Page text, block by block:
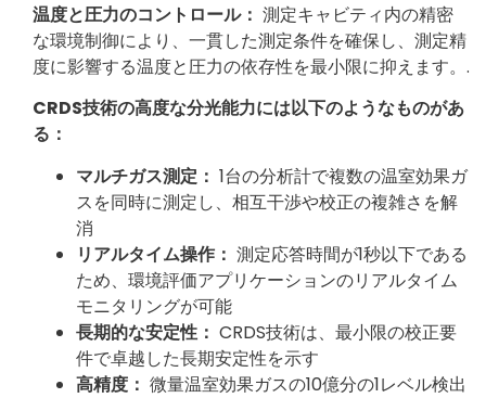
温度と圧力のコントロール： 測定キャビティ内の精密
な環境制御により、一貫した測定条件を確保し、測定精
度に影響する温度と圧力の依存性を最小限に抑えます。.
CRDS技術の高度な分光能力には以下のようなものがあ
る：
マルチガス測定： 1台の分析計で複数の温室効果ガ
スを同時に測定し、相互干渉や校正の複雑さを解
消
リアルタイム操作： 測定応答時間が1秒以下である
ため、環境評価アプリケーションのリアルタイム
モニタリングが可能
長期的な安定性： CRDS技術は、最小限の校正要
件で卓越した長期安定性を示す
高精度： 微量温室効果ガスの10億分の1レベル検出